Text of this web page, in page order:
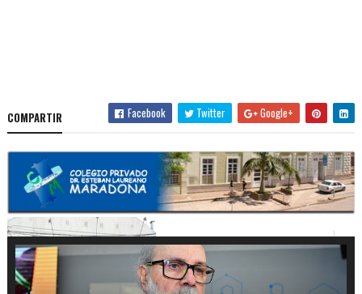
COMPARTIR Facebook Twitter Google+